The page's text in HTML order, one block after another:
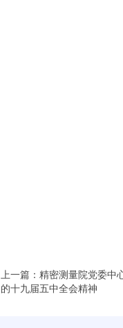
上一篇：精密测量院党委中
的十九届五中全会精神